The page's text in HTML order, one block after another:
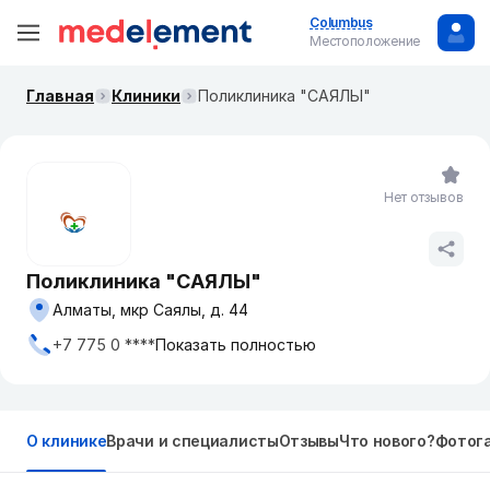
Columbus
Местоположение
Главная Клиники Поликлиника "САЯЛЫ"
Поликлиника "САЯЛЫ"
Алматы, мкр Саялы, д. 44
+7 775 0 ****Показать полностью
Нет отзывов
О клиникеВрачи и специалистыОтзывыЧто нового?